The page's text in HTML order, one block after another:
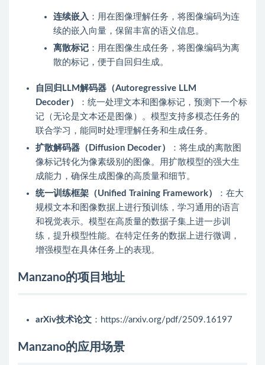
连续嵌入 ：用在图像理解任务，将图像编码为连
续的嵌入向量，保留丰富的语义信息。
离散标记 ：用在图像生成任务，将图像编码为离
散的标记，便于自回归生成。
自回归LLM解码器（Autoregressive LLM
Decoder）
：统一处理文本和图像标记，预测下一个标
记（无论是文本还是图像）。模型支持多模态任务的
联合学习，能同时处理理解任务和生成任务。
扩散解码器（Diffusion Decoder）
：将生成的离散图
像标记转化为像素级别的图像。用扩散模型的强大生
成能力，确保生成图像的高质量和细节。
统一训练框架（Unified Training Framework）
：在大
规模文本和图像数据上进行预训练，学习通用的语言
和视觉表示。模型在高质量的数据子集上进一步训
练，提升模型性能。在特定任务的数据上进行微调，
增强模型在具体任务上的表现。
Manzano的项目地址
arXiv技术论文 ：https://arxiv.org/pdf/2509.16197
Manzano的应用场景